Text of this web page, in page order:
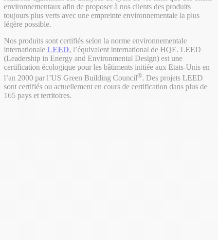
environnementaux afin de proposer à nos clients des produits
toujours plus verts avec une empreinte environnementale la plus
légère possible.
Nos produits sont certifiés selon la norme environnementale
internationale LEED, l’équivalent international de HQE. LEED
(Leadership in Energy and Environmental Design) est une
certification écologique pour les bâtiments initiée aux Etats-Unis en
l’an 2000 par l’US Green Building Council®. Des projets LEED
sont certifiés ou actuellement en cours de certification dans plus de
165 pays et territoires.